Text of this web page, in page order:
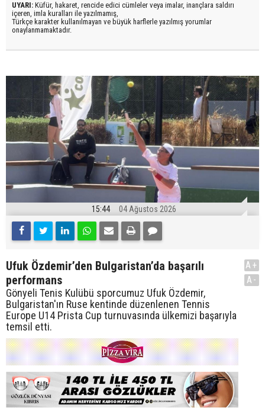
UYARI: Küfür, hakaret, rencide edici cümleler veya imalar, inançlara saldırı
içeren, imla kuralları ile yazılmamış,
Türkçe karakter kullanılmayan ve büyük harflerle yazılmış yorumlar
onaylanmamaktadır.
15:44 04 Ağustos 2026
Ufuk Özdemir’den Bulgaristan’da başarılı
performans
Gönyeli Tenis Kulübü sporcumuz Ufuk Özdemir,
Bulgaristan'ın Ruse kentinde düzenlenen Tennis
Europe U14 Prista Cup turnuvasında ülkemizi başarıyla
temsil etti.
A+
A-